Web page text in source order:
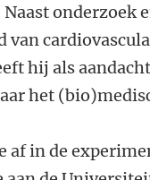
onderzoek
van
hij als
het
af in de